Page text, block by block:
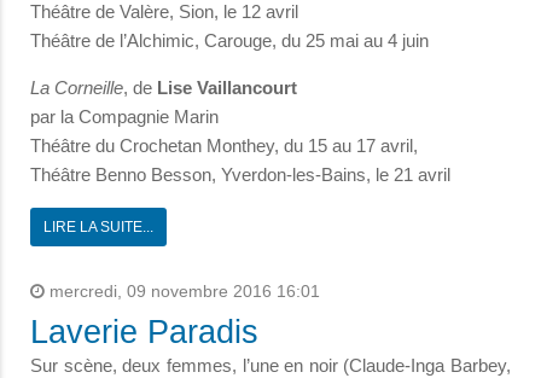
Théâtre de Valère, Sion, le 12 avril
Théâtre de l’Alchimic, Carouge, du 25 mai au 4 juin
La Corneille, de Lise Vaillancourt
par la Compagnie Marin
Théâtre du Crochetan Monthey, du 15 au 17 avril,
Théâtre Benno Besson, Yverdon-les-Bains, le 21 avril
LIRE LA SUITE...
mercredi, 09 novembre 2016 16:01
Laverie Paradis
Sur scène, deux femmes, l’une en noir (Claude-Inga Barbey,